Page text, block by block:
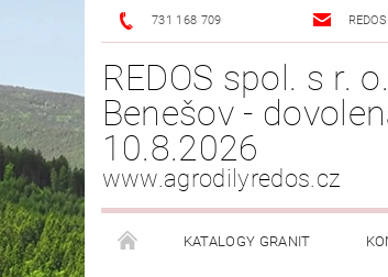
731 168 709
REDOS spol. s r. o.
Benešov -
10.8.2026
www.agrodilyredos.cz
KATALOGY GRANIT